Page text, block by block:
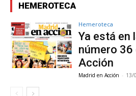
HEMEROTECA
Hemeroteca
Ya está en
número 36
Acción
Madrid en Acción - 13/